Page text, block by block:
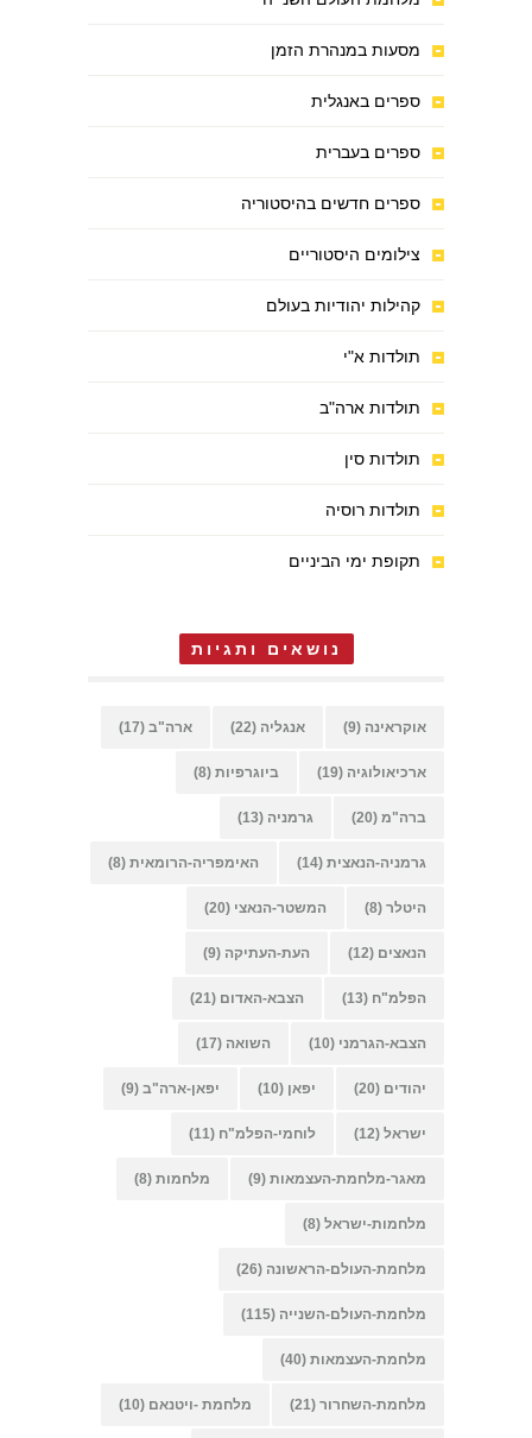
מסעות במנהרת הזמן
ספרים באנגלית
ספרים בעברית
ספרים חדשים בהיסטוריה
צילומים היסטוריים
קהילות יהודיות בעולם
תולדות א"י
תולדות ארה"ב
תולדות סין
תולדות רוסיה
תקופת ימי הביניים
נושאים ותגיות
אוקראינה (9) אנגליה (22) ארה"ב (17)
ארכיאולוגיה (19) ביוגרפיות (8)
ברה"מ (20) גרמניה (13)
גרמניה-הנאצית (14) האימפריה-הרומאית (8)
היטלר (8) המשטר-הנאצי (20)
הנאצים (12) העת-העתיקה (9)
הפלמ"ח (13) הצבא-האדום (21)
הצבא-הגרמני (10) השואה (17)
יהודים (20) יפאן (10) יפאן-ארה"ב (9)
ישראל (12) לוחמי-הפלמ"ח (11)
מאגר-מלחמת-העצמאות (9) מלחמות (8)
מלחמות-ישראל (8)
מלחמת-העולם-הראשונה (26)
מלחמת-העולם-השנייה (115)
מלחמת-העצמאות (40)
מלחמת-השחרור (21) מלחמת -ויטנאם (10)